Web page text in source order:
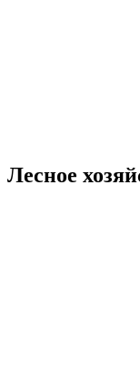
Лесное